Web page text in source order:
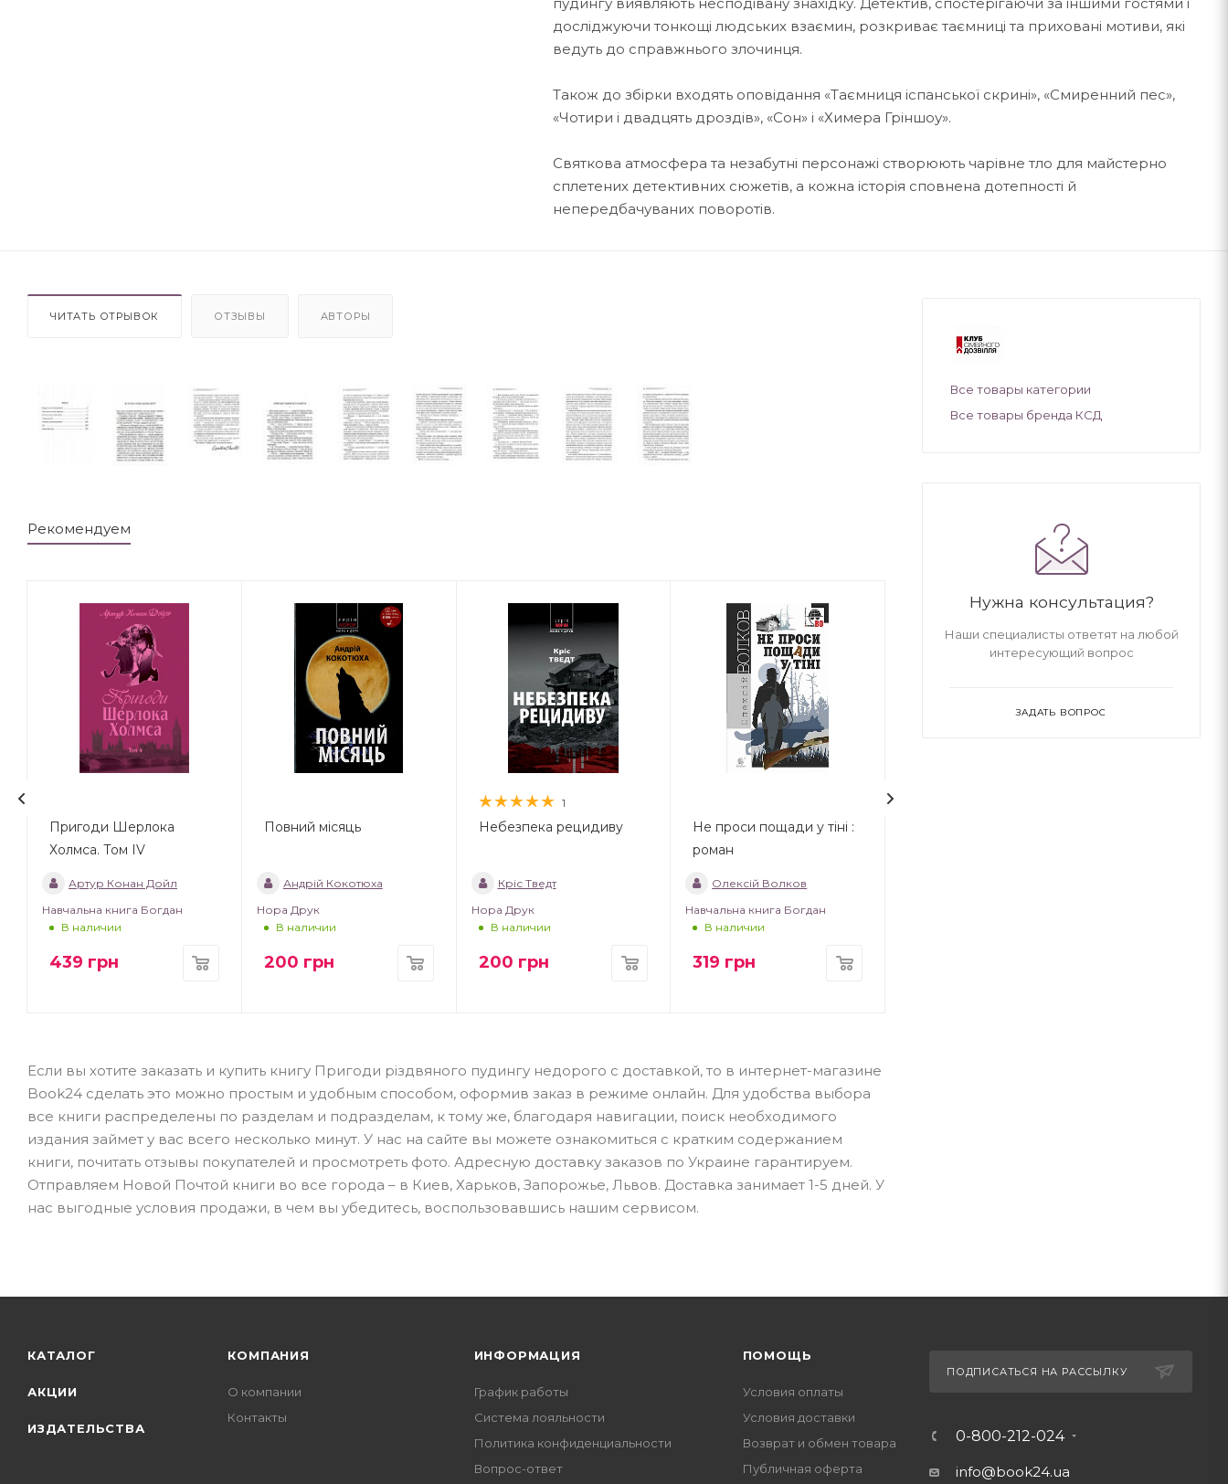
досліджуючи тонкощі людських взаємин, розкриває таємниці та приховані мотиви, які
ведуть до справжнього злочинця.
Також до збірки входять оповідання «Таємниця іспанської скрині», «Смиренний пес»,
«Чотири і двадцять дроздів», «Сон» і «Химера Гріншоу».
Святкова атмосфера та незабутні персонажі створюють чарівне тло для майстерно
сплетених детективних сюжетів, а кожна історія сповнена дотепності й
непередбачуваних поворотів.
ЧИТАТЬ ОТРЫВОК ОТЗЫВЫ АВТОРЫ
Рекомендуем
Пригоди Шерлока
Холмса. Том IV
Артур Конан Дойл
Навчальна книга Богдан
В наличии
439 грн
Повний місяць
Андрій Кокотюха
Нора Друк
В наличии
200 грн
1
Небезпека рецидиву
Кріс Тведт
Нора Друк
В наличии
200 грн
Не проси пощади у тіні :
роман
Олексій Волков
Навчальна книга Богдан
В наличии
319 грн
Если вы хотите заказать и купить книгу Пригоди різдвяного пудингу недорого с доставкой, то в интернет-магазине
Book24 сделать это можно простым и удобным способом, оформив заказ в режиме онлайн. Для удобства выбора
все книги распределены по разделам и подразделам, к тому же, благодаря навигации, поиск необходимого
издания займет у вас всего несколько минут. У нас на сайте вы можете ознакомиться с кратким содержанием
книги, почитать отзывы покупателей и просмотреть фото. Адресную доставку заказов по Украине гарантируем.
Отправляем Новой Почтой книги во все города – в Киев, Харьков, Запорожье, Львов. Доставка занимает 1-5 дней. У
нас выгодные условия продажи, в чем вы убедитесь, воспользовавшись нашим сервисом.
Все товары категории
Все товары бренда КСД
Нужна консультация?
Наши специалисты ответят на любой
интересующий вопрос
ЗАДАТЬ ВОПРОС
КАТАЛОГ
АКЦИИ
ИЗДАТЕЛЬСТВА
КОМПАНИЯ
О компании
Контакты
ИНФОРМАЦИЯ
График работы
Система лояльности
Политика конфиденциальности
Вопрос-ответ
ПОМОЩЬ
Условия оплаты
Условия доставки
Возврат и обмен товара
Публичная оферта
ПОДПИСАТЬСЯ НА РАССЫЛКУ
0-800-212-024
info@book24.ua